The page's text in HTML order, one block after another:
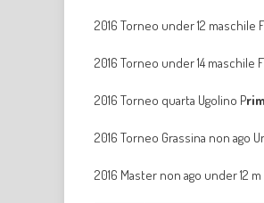
2016 Torneo under 12 maschile
2016 Torneo under 14 maschile
2016 Torneo quarta Ugolino P
2016 Torneo Grassina non ago
2016 Master non ago under 12